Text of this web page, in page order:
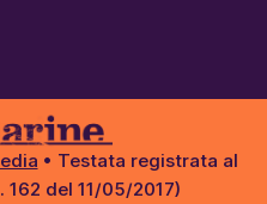
• Testata registrata al
del 11/05/2017)